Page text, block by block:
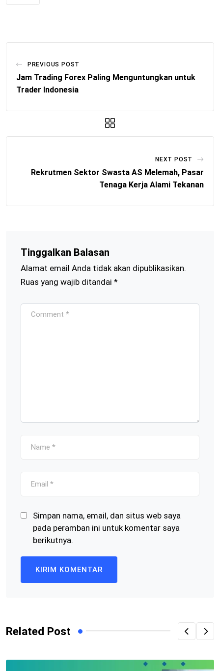
PREVIOUS POST
Jam Trading Forex Paling Menguntungkan untuk
Trader Indonesia
NEXT POST
Rekrutmen Sektor Swasta AS Melemah, Pasar
Tenaga Kerja Alami Tekanan
Tinggalkan Balasan
Alamat email Anda tidak akan dipublikasikan.
Ruas yang wajib ditandai *
Simpan nama, email, dan situs web saya
pada peramban ini untuk komentar saya
berikutnya.
Related Post